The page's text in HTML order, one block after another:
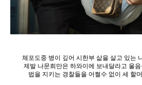
체포도중 병이 깊어 시한부 삶을 살고 있는
제발 나문희만은 하와이에 보내달라고 울
법을 지키는 경찰들을 어쩔수 없이 세 할